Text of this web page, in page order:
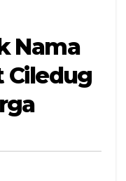
Nama
Ciledug